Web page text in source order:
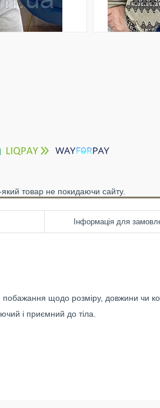
товар не покидаючи сайту.
Інформація для
побажання щодо розміру, довжини чи
і приємний до тіла.